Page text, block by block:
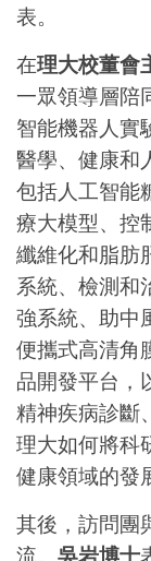
表。
在理大校董會
一眾領導層陪
智能機器人實
醫學、健康和
包括人工智能
療大模型、控
纖維化和脂肪
系統、檢測和
強系統、助中
便攜式高清角
品開發平台，
精神疾病診斷
理大如何將科
健康領域的發
其後，訪問團
流。 吳岩博士